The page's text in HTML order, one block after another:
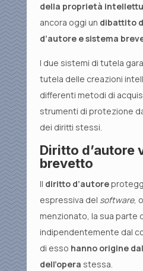
della proprietà
ancora oggi un dibattito
d’autore e sistema
I due sistemi di tutela
tutela delle creazioni
differenti metodi di
strumenti di protezione
dei diritti stessi.
Diritto d’autore
brevetto
Il diritto d’autore
espressiva del software,
menzionato, la sua parte
indipendentemente dal
di esso hanno origine
dell’opera stessa.